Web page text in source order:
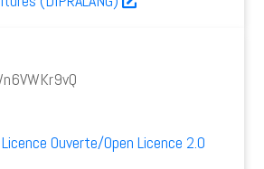
Licence Ouverte/Open Licence 2.0